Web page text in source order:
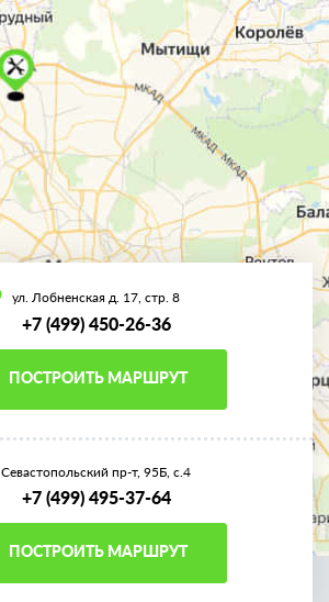
ул. Лобненская д. 17, стр. 8
+7 (499) 450-26-36
ПОСТРОИТЬ МАРШРУТ
Севастопольский пр-т, 95Б, с.4
+7 (499) 495-37-64
ПОСТРОИТЬ МАРШРУТ